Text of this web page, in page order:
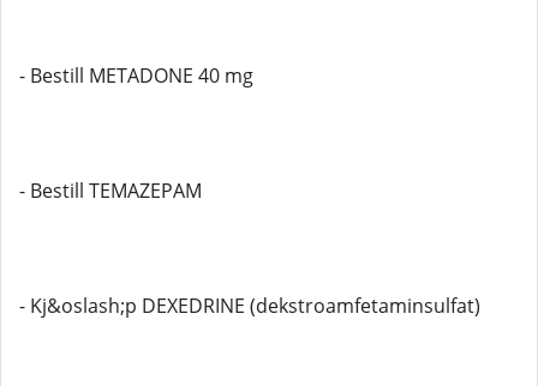
- Bestill METADONE 40 mg
- Bestill TEMAZEPAM
- Kj&oslash;p DEXEDRINE (dekstroamfetaminsulfat)